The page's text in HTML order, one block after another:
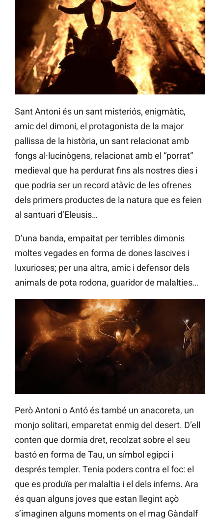
Sant Antoni és un sant misteriós, enigmàtic,
amic del dimoni, el protagonista de la major
pallissa de la història, un sant relacionat amb
fongs al·lucinògens, relacionat amb el “porrat”
medieval que ha perdurat fins als nostres dies i
que podria ser un record atàvic de les ofrenes
dels primers productes de la natura que es feien
al santuari d’Eleusis…
D’una banda, empaitat per terribles dimonis
moltes vegades en forma de dones lascives i
luxurioses; per una altra, amic i defensor dels
animals de pota rodona, guaridor de malalties…
Però Antoni o Antó és també un anacoreta, un
monjo solitari, emparetat enmig del desert. D’ell
conten que dormia dret, recolzat sobre el seu
bastó en forma de Tau, un símbol egipci i
després templer. Tenia poders contra el foc: el
que es produïa per malaltia i el dels inferns. Ara
és quan alguns joves que estan llegint açò
s’imaginen alguns moments on el mag Gàndalf